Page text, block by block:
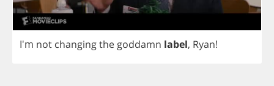
I'm not changingthe goddamn label, Ryan!